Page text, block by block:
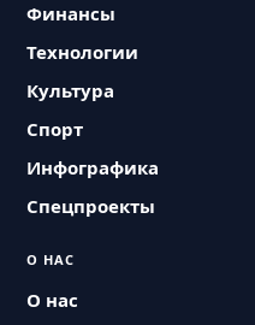
Финансы
Технологии
Культура
Спорт
Инфографика
Спецпроекты
О НАС
О нас